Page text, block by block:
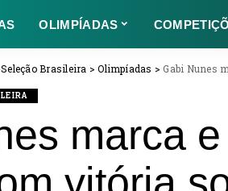
OLIMPÍADAS
Seleção Brasileira >Olimpíadas >Gabi Nunes
marca